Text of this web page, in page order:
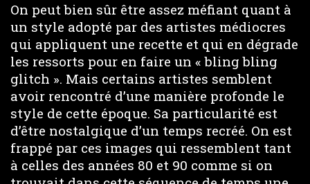
On peut bien sûr être assez méfiant quant à
un style adopté par des artistes médiocres
qui appliquent une recette et qui en dégrade
les ressorts pour en faire un « bling bling
glitch ». Mais certains artistes semblent
avoir rencontré d’une manière profonde le
style de cette époque. Sa particularité est
d’être nostalgique d’un temps recréé. On est
frappé par ces images qui ressemblent tant
à celles des années 80 et 90 comme si on